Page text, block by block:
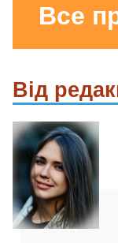
Все
Від